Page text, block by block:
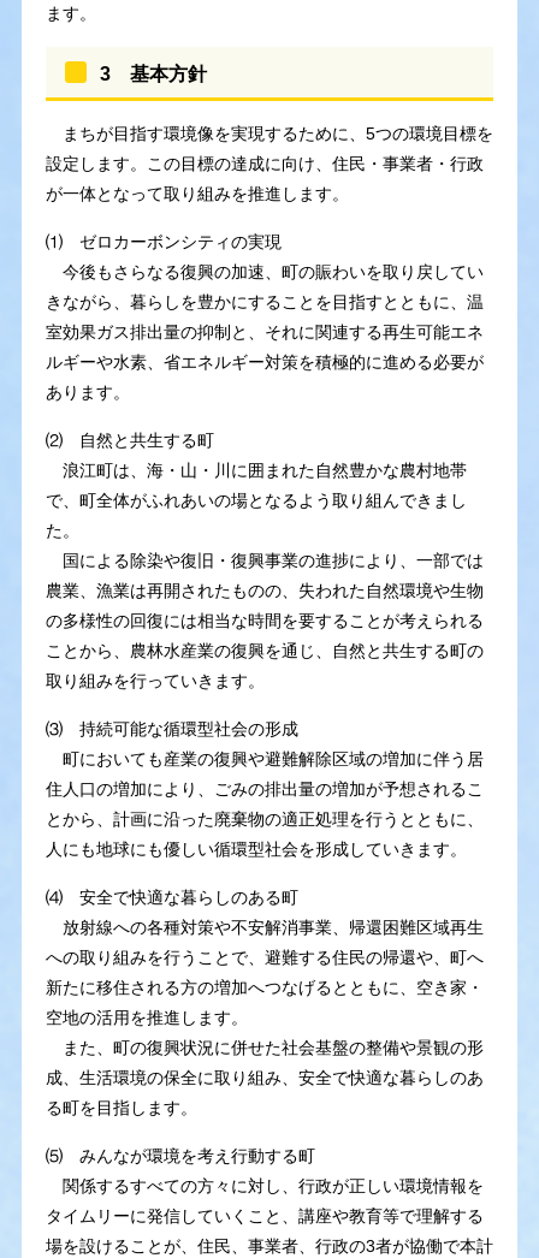
ます。
3 基本方針
まちが目指す環境像を実現するために、5つの環境目標を
設定します。この目標の達成に向け、住民・事業者・行政
が一体となって取り組みを推進します。
⑴ ゼロカーボンシティの実現
今後もさらなる復興の加速、町の賑わいを取り戻してい
きながら、暮らしを豊かにすることを目指すとともに、温
室効果ガス排出量の抑制と、それに関連する再生可能エネ
ルギーや水素、省エネルギー対策を積極的に進める必要が
あります。
⑵ 自然と共生する町
浪江町は、海・山・川に囲まれた自然豊かな農村地帯
で、町全体がふれあいの場となるよう取り組んできまし
た。
国による除染や復旧・復興事業の進捗により、一部では
農業、漁業は再開されたものの、失われた自然環境や生物
の多様性の回復には相当な時間を要することが考えられる
ことから、農林水産業の復興を通じ、自然と共生する町の
取り組みを行っていきます。
⑶ 持続可能な循環型社会の形成
町においても産業の復興や避難解除区域の増加に伴う居
住人口の増加により、ごみの排出量の増加が予想されるこ
とから、計画に沿った廃棄物の適正処理を行うとともに、
人にも地球にも優しい循環型社会を形成していきます。
⑷ 安全で快適な暮らしのある町
放射線への各種対策や不安解消事業、帰還困難区域再生
への取り組みを行うことで、避難する住民の帰還や、町へ
新たに移住される方の増加へつなげるとともに、空き家・
空地の活用を推進します。
また、町の復興状況に併せた社会基盤の整備や景観の形
成、生活環境の保全に取り組み、安全で快適な暮らしのあ
る町を目指します。
⑸ みんなが環境を考え行動する町
関係するすべての方々に対し、行政が正しい環境情報を
タイムリーに発信していくこと、講座や教育等で理解する
場を設けることが、住民、事業者、行政の3者が協働で本計